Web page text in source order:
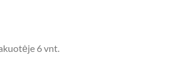
6 vnt.